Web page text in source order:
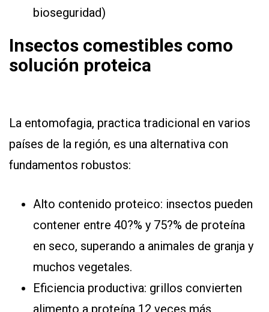
bioseguridad)
Insectos comestibles como
solución proteica
La entomofagia, practica tradicional en varios
países de la región, es una alternativa con
fundamentos robustos:
Alto contenido proteico: insectos pueden
contener entre 40?% y 75?% de proteína
en seco, superando a animales de granja y
muchos vegetales.
Eficiencia productiva: grillos convierten
alimento a proteína 12 veces más